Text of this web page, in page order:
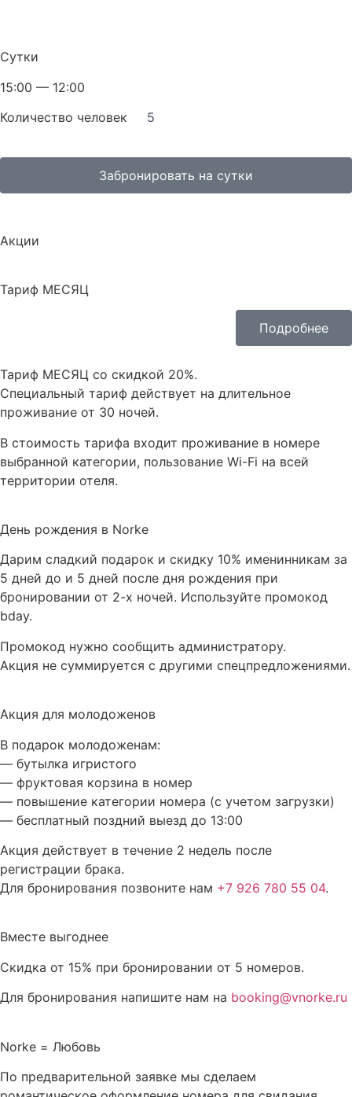
Сутки
15:00 — 12:00
Количество человек 5
Забронировать на сутки
Акции
Тариф МЕСЯЦ
Подробнее
Тариф МЕСЯЦ со скидкой 20%.
Специальный тариф действует на длительное
проживание от 30 ночей.
В стоимость тарифа входит проживание в номере
выбранной категории, пользование Wi-Fi на всей
территории отеля.
День рождения в Norke
Дарим сладкий подарок и скидку 10% именинникам за
5 дней до и 5 дней после дня рождения при
бронировании от 2-х ночей. Используйте промокод
bday.
Промокод нужно сообщить администратору.
Акция не суммируется с другими спецпредложениями.
Акция для молодоженов
В подарок молодоженам:
— бутылка игристого
— фруктовая корзина в номер
— повышение категории номера (с учетом загрузки)
— бесплатный поздний выезд до 13:00
Акция действует в течение 2 недель после
регистрации брака.
Для бронирования позвоните нам +7 926 780 55 04.
Вместе выгоднее
Скидка от 15% при бронировании от 5 номеров.
Для бронирования напишите нам на booking@vnorke.ru
Norke = Любовь
По предварительной заявке мы сделаем